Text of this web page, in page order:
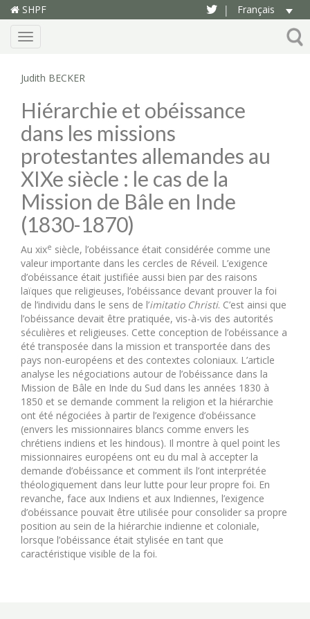
SHPF | Français
Menu
Judith BECKER
Hiérarchie et obéissance
dans les missions
protestantes allemandes au
XIXe siècle : le cas de la
Mission de Bâle en Inde
(1830-1870)
Au xixe siècle, l’obéissance était considérée comme une
valeur importante dans les cercles de Réveil. L’exigence
d’obéissance était justifiée aussi bien par des raisons
laïques que religieuses, l’obéissance devant prouver la foi
de l’individu dans le sens de l’imitatio Christi. C’est ainsi que
l’obéissance devait être pratiquée, vis-à-vis des autorités
séculières et religieuses. Cette conception de l’obéissance a
été transposée dans la mission et transportée dans des
pays non-européens et des contextes coloniaux. L’article
analyse les négociations autour de l’obéissance dans la
Mission de Bâle en Inde du Sud dans les années 1830 à
1850 et se demande comment la religion et la hiérarchie
ont été négociées à partir de l’exigence d’obéissance
(envers les missionnaires blancs comme envers les
chrétiens indiens et les hindous). Il montre à quel point les
missionnaires européens ont eu du mal à accepter la
demande d’obéissance et comment ils l’ont interprétée
théologiquement dans leur lutte pour leur propre foi. En
revanche, face aux Indiens et aux Indiennes, l’exigence
d’obéissance pouvait être utilisée pour consolider sa propre
position au sein de la hiérarchie indienne et coloniale,
lorsque l’obéissance était stylisée en tant que
caractéristique visible de la foi.